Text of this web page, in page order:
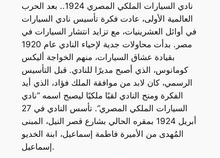
نادي السيارات الملكي المصري 1924.. بعد الحرب
العالمية الأولى، عادت فكرة تأسيس نادي السيارات
في أوائل العشرينيات، مع تزايد انتشار السيارات في
مصر. بدأت محاولات جدية لإحياء النادي عام 1920
بقيادة عشاق السيارات، منهم الخواجة أليكس
كومانوس، الذي أصبح مديرًا للنادي. قبل التأسيس
الرسمي، كان لابد من موافقة الملك فؤاد، الذي أيد
الفكرة ومنح النادي لقبًا ملكيًا ليصبح اسمه “نادي
السيارات الملكي المصري”. تأسس النادي في 27
أبريل 1924 بمقره الحالي بشارع قصر النيل، المبنى
المُهدى من الأميرة فاطمة إسماعيل، ابنة الخديو
إسماعيل.